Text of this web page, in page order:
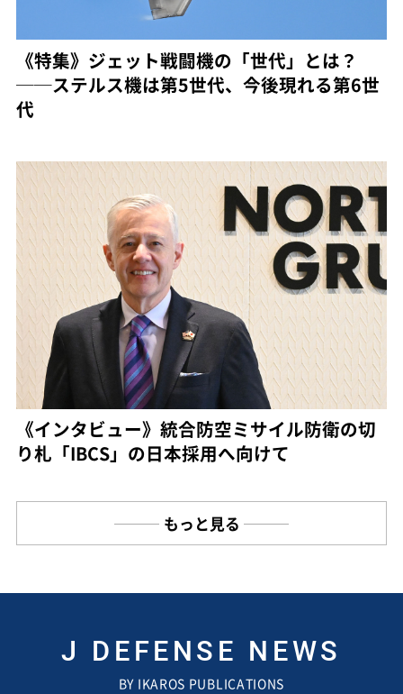
《特集》ジェット戦闘機の「世代」とは？
──ステルス機は第5世代、今後現れる第6世
代
《インタビュー》統合防空ミサイル防衛の切
り札「IBCS」の日本採用へ向けて
もっと見る
J DEFENSE NEWS
BY IKAROS PUBLICATIONS